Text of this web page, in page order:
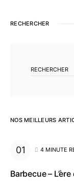
RECHERCHER
NOS MEILLEURS
4 MINUTE
Barbecue –